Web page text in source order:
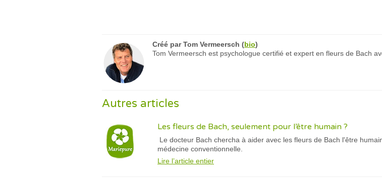
Créé parTom Vermeersch (bio)
Tom Vermeersch est psychologue certifié et expert en fleurs de Bach
Autres articles
Les fleurs de Bach, seulement pour l’être humain ?
Le docteur Bach chercha à aider avec les fleurs de Bach l'être
médecine conventionnelle.
Lire l’article entier